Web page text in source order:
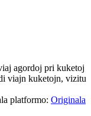
agordoj pri kuketoj
viajn kuketojn, vizitu
platformo: Originala